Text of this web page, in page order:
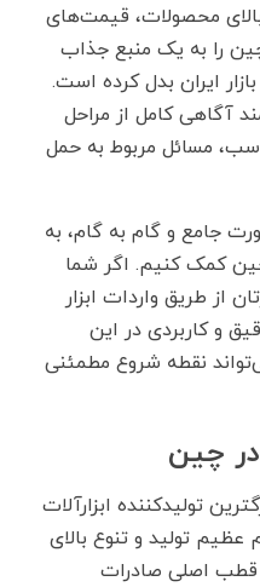
محصولات، قیمت‌های
را به یک منبع جذاب
بازار ایران بدل کرده است.
آگاهی کامل از مراحل
مسائل مربوط به حمل
جامع و گام ‌به ‌گام، به
چین کمک کنیم. اگر شما
از طریق واردات ابزار
و کاربردی در این
نقطه شروع مطمئنی
در چین
تولیدکننده ابزارآلات
عظیم تولید و تنوع بالای
قطب اصلی صادرات